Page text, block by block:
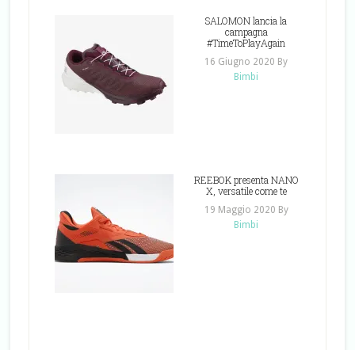
SALOMON lancia la
campagna
#TimeToPlayAgain
16 Giugno 2020 By
Bimbi
REEBOK presenta NANO
X, versatile come te
19 Maggio 2020 By
Bimbi